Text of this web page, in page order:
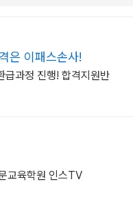
은 이패스손사!
과정 진행! 합격지원반
교육학원 인스TV